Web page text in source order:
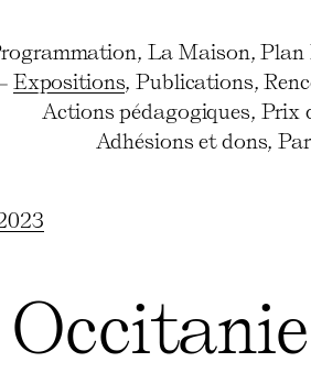
, La Maison, Plan
Expositions, Publications,
Actions pédagogiques, Prix
Adhésions et dons,